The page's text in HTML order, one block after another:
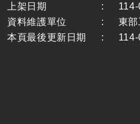
上架日期 :
資料維護單位
:
東部
本頁最後更新日期
: